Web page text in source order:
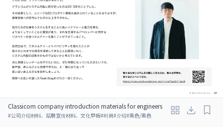
Classicom company introduction materials for engineers
#公司介绍材料、招聘宣传材料、文化甲板#时尚#介绍#黑色/黑色